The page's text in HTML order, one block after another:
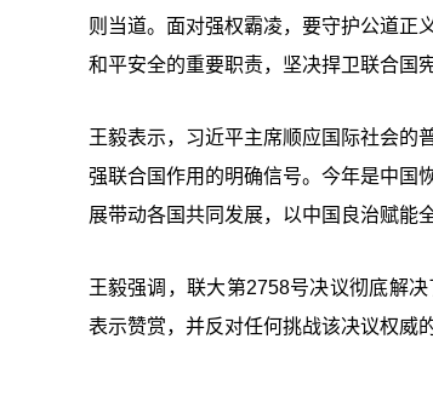
则当道。面对强权霸凌，要守护公道正
和平安全的重要职责，坚决捍卫联合国
王毅表示，习近平主席顺应国际社会的
强联合国作用的明确信号。今年是中国
展带动各国共同发展，以中国良治赋能
王毅强调，联大第2758号决议彻底解
表示赞赏，并反对任何挑战该决议权威的